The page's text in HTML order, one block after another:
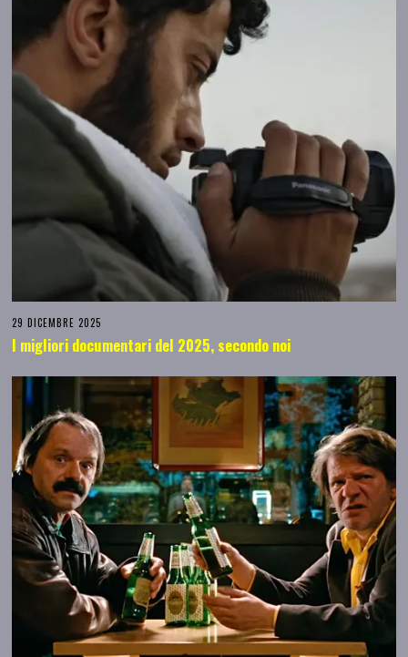
29 DICEMBRE 2025
I migliori documentari del 2025, secondo noi